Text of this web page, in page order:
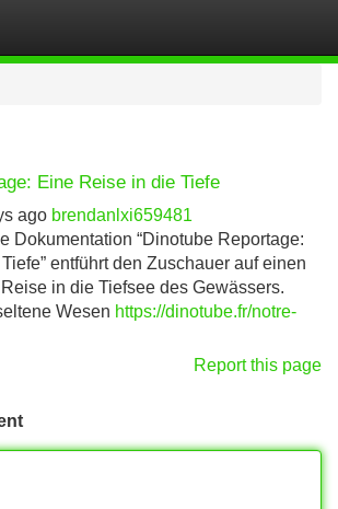
Eine Reise in die Tiefe
ago brendanlxi659481
Dokumentation “Dinotube Reportage:
entführt den Zuschauer auf einen
in die Tiefsee des Gewässers.
Wesen https://dinotube.fr/notre-
Report this page